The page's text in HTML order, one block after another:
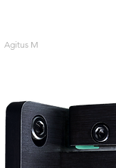
Agitus M